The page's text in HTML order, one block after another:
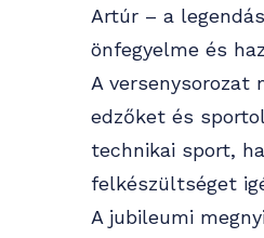
Artúr – a
önfegyelme és
A versenysorozat
edzőket és
technikai sport,
felkészültséget
A jubileumi